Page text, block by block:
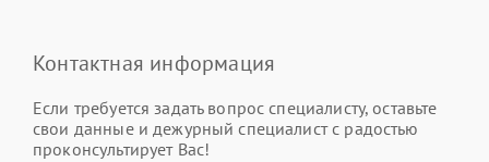
Контактная информация
Если требуется задать вопрос специалисту, оставьте
свои данные и дежурный специалист с радостью
проконсультирует Вас!